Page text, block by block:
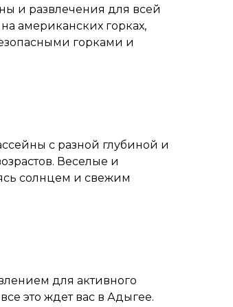
и развлечения для всей
американских горках,
горками и
с разной глубиной и
Веселые и
солнцем и свежим
для активного
это ждет вас в Адыгее.